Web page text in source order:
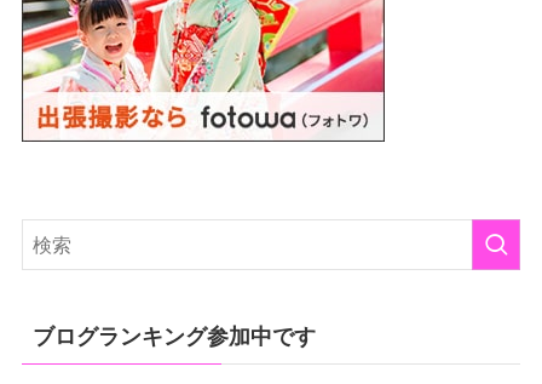
ブログランキング参加中です